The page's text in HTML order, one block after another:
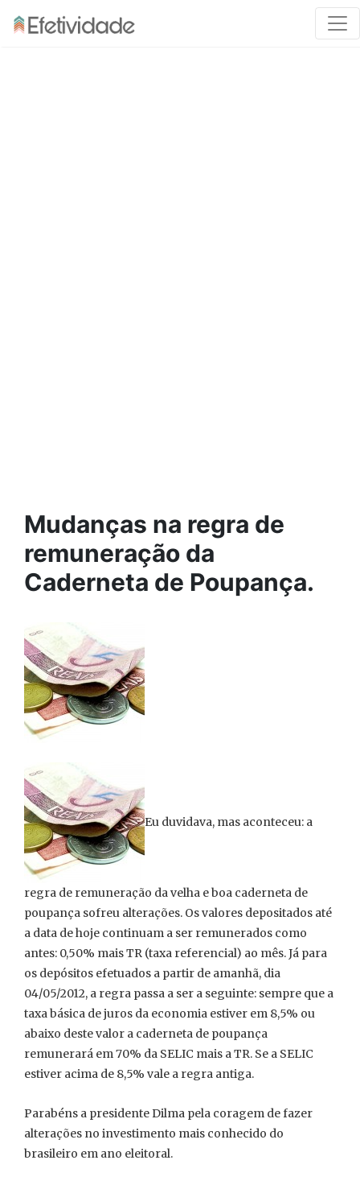
Mudanças na regra de
remuneração da
Caderneta de Poupança.
Eu duvidava, mas aconteceu: a
regra de remuneração da velha e boa caderneta de
poupança sofreu alterações. Os valores depositados até
a data de hoje continuam a ser remunerados como
antes: 0,50% mais TR (taxa referencial) ao mês. Já para
os depósitos efetuados a partir de amanhã, dia
04/05/2012, a regra passa a ser a seguinte: sempre que a
taxa básica de juros da economia estiver em 8,5% ou
abaixo deste valor a caderneta de poupança
remunerará em 70% da SELIC mais a TR. Se a SELIC
estiver acima de 8,5% vale a regra antiga.
Parabéns a presidente Dilma pela coragem de fazer
alterações no investimento mais conhecido do
brasileiro em ano eleitoral.